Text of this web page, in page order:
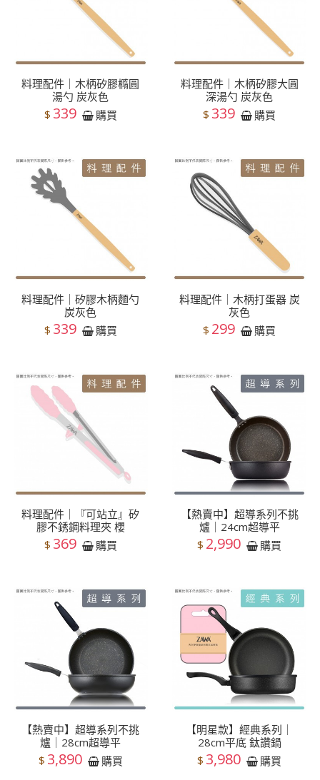
料理配件｜木柄矽膠橢圓
湯勺 炭灰色
$ 339 購買
料理配件｜木柄矽膠大圓
深湯勺 炭灰色
$ 339 購買
料理配件｜矽膠木柄麵勺
炭灰色
$ 339 購買
料理配件｜木柄打蛋器 炭
灰色
$ 299 購買
料理配件｜『可站立』矽
膠不銹鋼料理夾 櫻
$ 369 購買
【熱賣中】超導系列不挑
爐｜24cm超導平
$ 2,990 購買
【熱賣中】超導系列不挑
爐｜28cm超導平
$ 3,890 購買
【明星款】經典系列｜
28cm平底 鈦讚鍋
$ 3,980 購買